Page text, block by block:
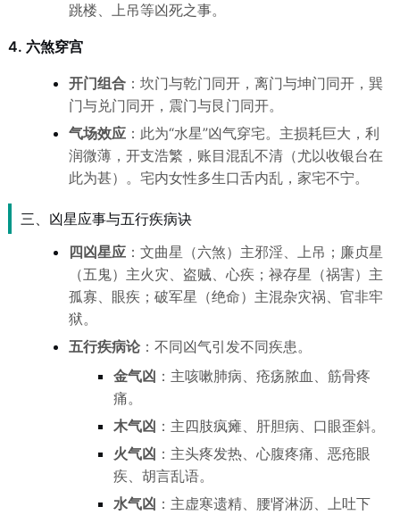
跳楼、上吊等凶死之事。
4. 六煞穿宫
开门组合：坎门与乾门同开，离门与坤门同开，巽
门与兑门同开，震门与艮门同开。
气场效应：此为“水星”凶气穿宅。主损耗巨大，利
润微薄，开支浩繁，账目混乱不清（尤以收银台在
此为甚）。宅内女性多生口舌内乱，家宅不宁。
三、凶星应事与五行疾病诀
四凶星应：文曲星（六煞）主邪淫、上吊；廉贞星
（五鬼）主火灾、盗贼、心疾；禄存星（祸害）主
孤寡、眼疾；破军星（绝命）主混杂灾祸、官非牢
狱。
五行疾病论：不同凶气引发不同疾患。
金气凶 ：主咳嗽肺病、疮疡脓血、筋骨疼
痛。
木气凶 ：主四肢疯瘫、肝胆病、口眼歪斜。
火气凶 ：主头疼发热、心腹疼痛、恶疮眼
疾、胡言乱语。
水气凶 ：主虚寒遗精、腰肾淋沥、上吐下